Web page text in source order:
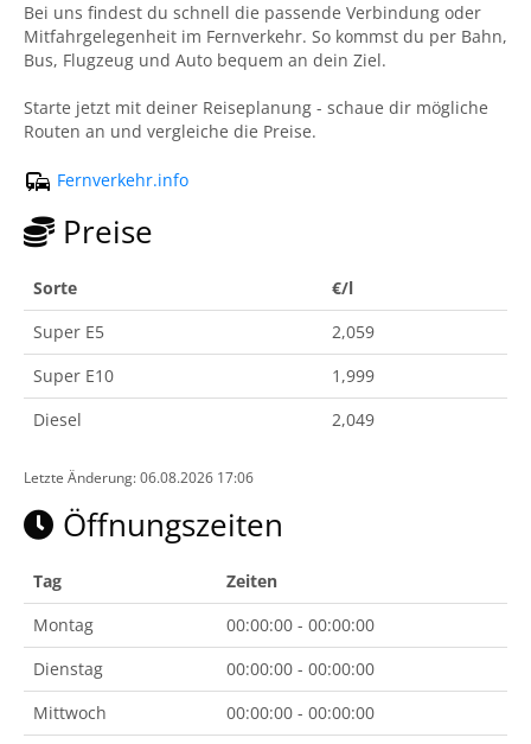
Bei uns findest du schnell die passende Verbindung oder
Mitfahrgelegenheit im Fernverkehr. So kommst du per Bahn,
Bus, Flugzeug und Auto bequem an dein Ziel.
Starte jetzt mit deiner Reiseplanung - schaue dir mögliche
Routen an und vergleiche die Preise.
Fernverkehr.info
Preise
Sorte
€/l
Super E5
2,059
Super E10
1,999
Diesel
2,049
Letzte Änderung: 06.08.2026 17:06
Öffnungszeiten
Tag
Zeiten
Montag
00:00:00 - 00:00:00
Dienstag
00:00:00 - 00:00:00
Mittwoch
00:00:00 - 00:00:00